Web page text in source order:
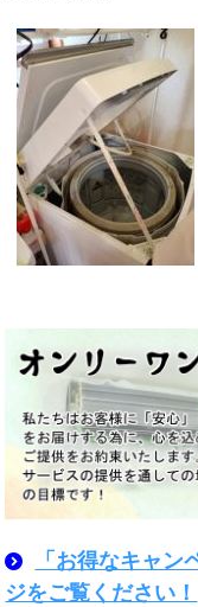
「お得なキャ
ジをご覧ください！